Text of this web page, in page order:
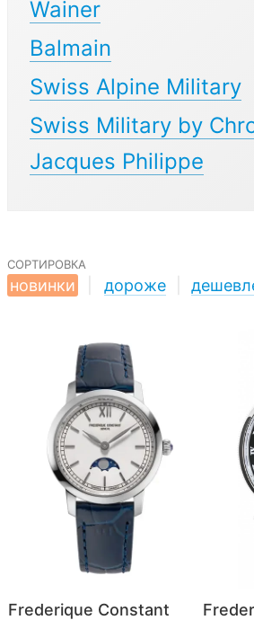
Wainer
Balmain
Swiss Alpine Military
Swiss Military by
Jacques Philippe
сортировка
новинки
дороже
Frederique Constant